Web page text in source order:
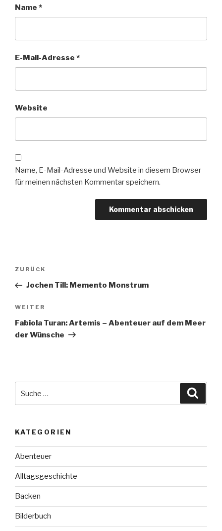
Name *
E-Mail-Adresse *
Website
Name, E-Mail-Adresse und Website in diesem Browser
für meinen nächsten Kommentar speichern.
Beitragsnavigation
Vorheriger
Beitrag
ZURÜCK
Jochen Till: Memento Monstrum
Nächster
Beitrag
WEITER
Fabiola Turan: Artemis – Abenteuer auf dem Meer
der Wünsche
nach:
KATEGORIEN
Abenteuer
Alltagsgeschichte
Backen
Bilderbuch